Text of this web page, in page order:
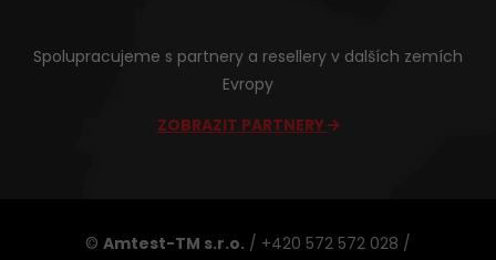
Spolupracujeme s partnery a resellery v dalších zemích
Evropy
ZOBRAZIT PARTNERY
© Amtest-TM s.r.o. / +420 572 572 028 /